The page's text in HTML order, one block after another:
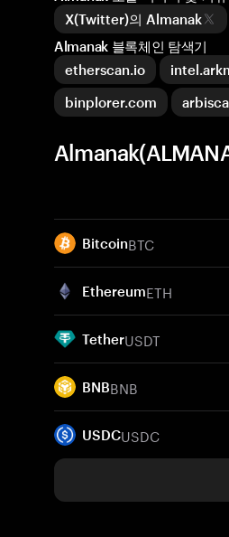
X(Twitter)의 Almanak
Almanak 블록체인 탐색기
etherscan.io
binplorer.com
BitcoinBTC
EthereumETH
TetherUSDT
BNBBNB
USDCUSDC